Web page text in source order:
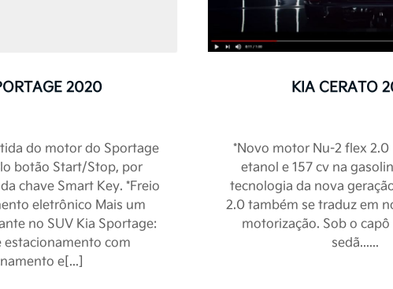
2020
do motor do Sportage
botão Start/Stop, por
chave Smart Key. *Freio
eletrônico Mais um
no SUV Kia Sportage:
estacionamento com
e[...]
KIA CERATO
*Novo motor Nu-2 flex 2.0
etanol e 157 cv na
tecnologia da nova
2.0 também se traduz em
motorização. Sob o
sedã......
Termos de uso